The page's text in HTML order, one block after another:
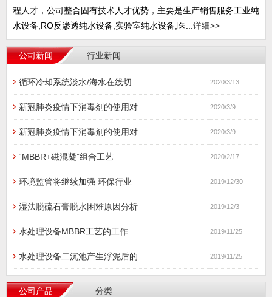
程人才，公司整合固有技术人才优势，主要是生产销售服务工业纯
水设备,RO反渗透纯水设备,实验室纯水设备,医... 详细>>
公司新闻 行业新闻
循环冷却系统淡水/海水在线切 2020/3/13
新冠肺炎疫情下消毒剂的使用对 2020/3/9
新冠肺炎疫情下消毒剂的使用对 2020/3/9
“MBBR+磁混凝”组合工艺 2020/2/17
环境监管将继续加强 环保行业 2019/12/30
湿法脱硫石膏脱水困难原因分析 2019/12/3
水处理设备MBBR工艺的工作 2019/11/25
水处理设备二沉池产生浮泥后的 2019/11/25
公司产品 分类